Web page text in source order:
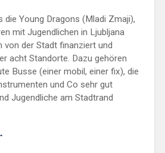
die Young Dragons (Mladi Zmaji),
mit Jugendlichen in Ljubljana
von der Stadt finanziert und
acht Standorte. Dazu gehören
Busse (einer mobil, einer fix), die
und Co sehr gut
Jugendliche am Stadtrand